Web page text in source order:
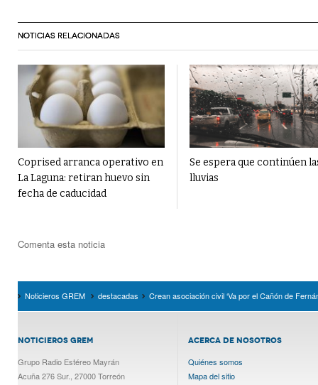
NOTICIAS RELACIONADAS
Coprised arranca operativo en
La Laguna: retiran huevo sin
fecha de caducidad
Se espera que continúen
lluvias
Comenta esta noticia
Noticieros GREM destacadas Crean asociación civil ‘Va por el Cañón de
NOTICIEROS GREM
Grupo Radio Estéreo Mayrán
Acuña 276 Sur., 27000 Torreón
ACERCA DE NOSOTROS
Quiénes somos
Mapa del sitio